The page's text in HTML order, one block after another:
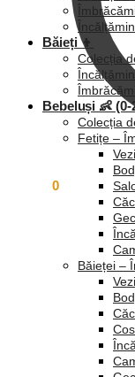
0
Băieți 👦
Colecția
Bebeluși 👶 (0-
Colecția
Fetițe –
Băieței –